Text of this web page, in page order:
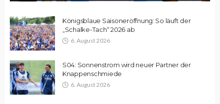
Königsblaue Saisoneröffnung: So läuft der
„Schalke-Tach“ 2026 ab
6. August 2026
S04: Sonnenstrom wird neuer Partner der
Knappenschmiede
6. August 2026